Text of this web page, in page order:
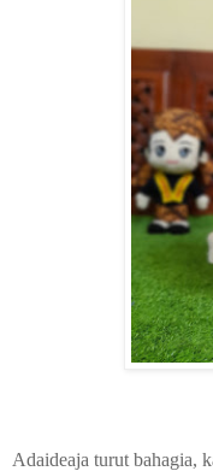
Adaideaja turut bahagia,